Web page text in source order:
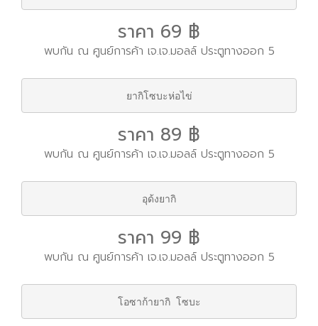
ราคา 69 ฿
พบกัน ณ ศูนย์การค้า เจ.เจ.มอลล์ ประตูทางออก 5
ยากิโซบะห่อไข่
ราคา 89 ฿
พบกัน ณ ศูนย์การค้า เจ.เจ.มอลล์ ประตูทางออก 5
อุด้งยากิ
ราคา 99 ฿
พบกัน ณ ศูนย์การค้า เจ.เจ.มอลล์ ประตูทางออก 5
โอซาก้ายากิ โซบะ